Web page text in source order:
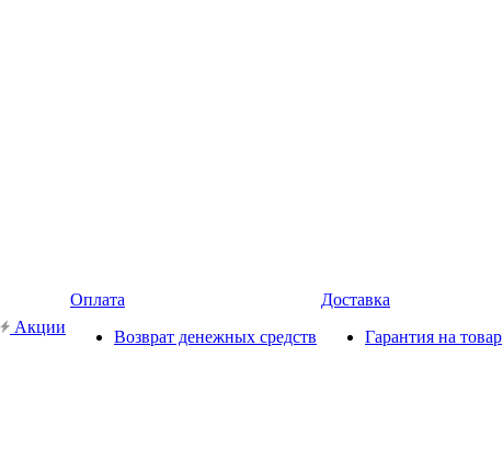
Акции
Оплата
Возврат денежных средств
Доставка
Гарантия на товар